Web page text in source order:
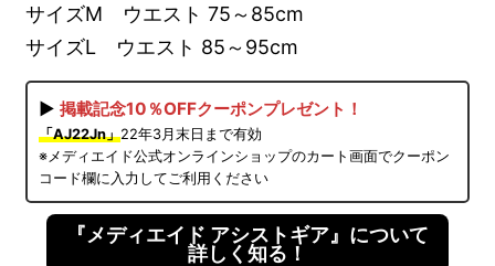
サイズM ウエスト 75～85cm
サイズL ウエスト 85～95cm
▶掲載記念10％OFFクーポンプレゼント！
「AJ22Jn」22年3月末日まで有効
※メディエイド公式オンラインショップのカート画面でクーポン
コード欄に入力してご利用ください
『メディエイド アシストギア』について
詳しく知る！